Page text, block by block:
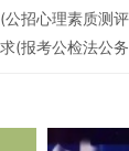
招心理素质测
(报考公检法公